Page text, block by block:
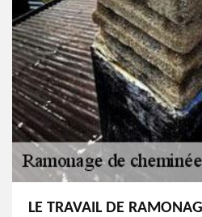
LE TRAVAIL DE